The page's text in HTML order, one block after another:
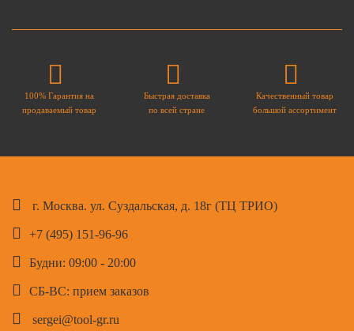
100% Гарантия на
продаваемый товар
Быстрая доставка
по всей стране
Качественный товар
большой ассортимент
г. Москва. ул. Суздальская, д. 18г (ТЦ ТРИО)
+7 (495) 151-96-96
Будни: 09:00 - 20:00
СБ-ВС: прием заказов
sergei@tool-gr.ru